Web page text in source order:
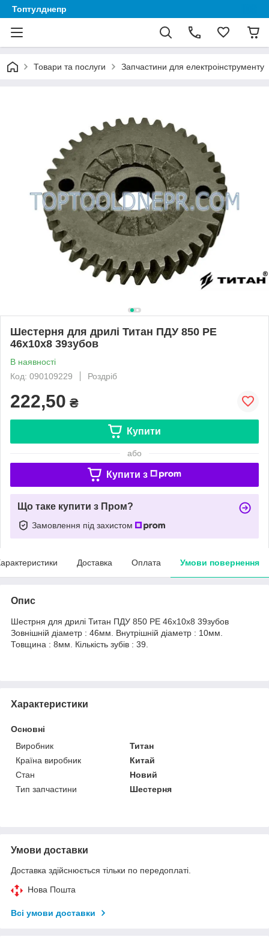
Топтулднепр
Товари та послуги Запчастини для електроінструменту
Шестерня для дрилі Титан ПДУ 850 РЕ
46х10х8 39зубов
В наявності
Код: 090109229
Роздріб
222,50 ₴
Купити
або
Купити з
Що таке купити з Пром?
Замовлення під захистом
Доставка Оплата Умови повернення
Опис
Шестрня для дрилі Титан ПДУ 850 РЕ 46х10х8 39зубов
Зовнішній діаметр : 46мм. Внутрішній діаметр : 10мм.
Товщина : 8мм. Кількість зубів : 39.
Характеристики
Основні
Виробник
Титан
Країна виробник
Китай
Стан
Новий
Тип запчастини
Шестерня
Умови доставки
Доставка здійснюється тільки по передоплаті.
Нова Пошта
Всі умови доставки